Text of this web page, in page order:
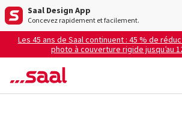
Saal Design App
Concevez rapidement et facilement.
Les 45 ans de Saal continuent : 45 % de
photo à couverture rigide jusqu’au